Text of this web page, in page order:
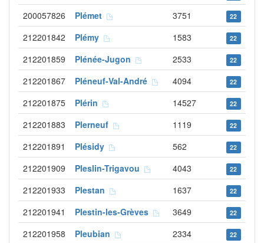
200057826 Plémet 3751 22
212201842 Plémy 1583 22
212201859 Plénée-Jugon 2533 22
212201867 Pléneuf-Val-André 4094 22
212201875 Plérin 14527 22
212201883 Plerneuf 1119 22
212201891 Plésidy 562 22
212201909 Pleslin-Trigavou 4043 22
212201933 Plestan 1637 22
212201941 Plestin-les-Grèves 3649 22
212201958 Pleubian 2334 22